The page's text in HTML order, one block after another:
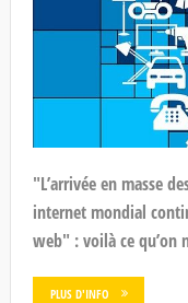
"L’arrivée en masse
internet mondial
web" : voilà ce qu’on
PLUS D'INFO